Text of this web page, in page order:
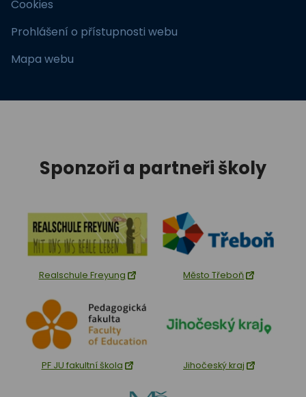
Cookies
Prohlášení o přístupnosti webu
Mapa webu
Sponzoři a partneři školy
Realschule Freyung Město Třeboň
PF JU fakultní škola Jihočeský kraj